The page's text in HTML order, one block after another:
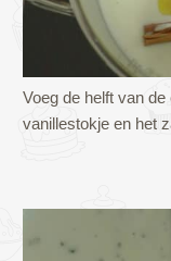
Voeg de helft van
vanillestokje en het